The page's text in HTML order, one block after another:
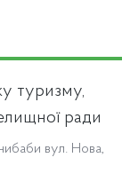
туризму,
ради
вул. Нова,